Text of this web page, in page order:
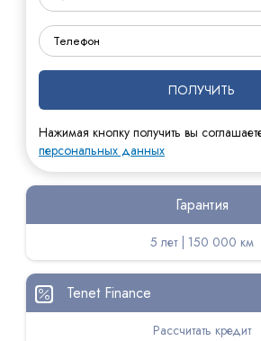
ПОЛУЧИТЬ
Нажимая кнопку получить вы
персональных данных
Гарантия
5 лет | 150 000 км
Tenet Finance
Рассчитать кредит